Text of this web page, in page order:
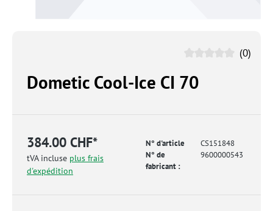
(0)
Dometic Cool-Ice CI 70
384.00 CHF*
tVA incluse plus frais
d'expédition
N° d'article
CS151848
N° de
fabricant :
9600000543